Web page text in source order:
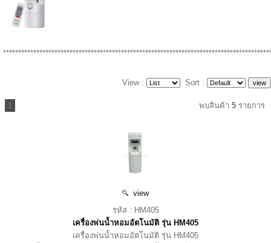
View : Sort :
1 พบสินค้า 5 รายการ
view
รหัส : HM405
เครื่องพ่นน้ำหอมอัตโนมัติ รุ่น HM405
เครื่องพ่นน้ำหอมอัตโนมัติ รุ่น HM405